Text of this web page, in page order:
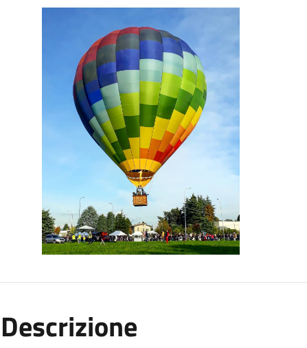
Descrizione